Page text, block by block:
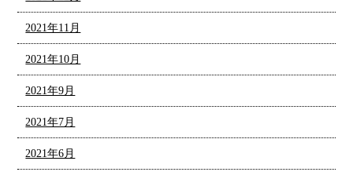
2021年11月
2021年10月
2021年9月
2021年7月
2021年6月